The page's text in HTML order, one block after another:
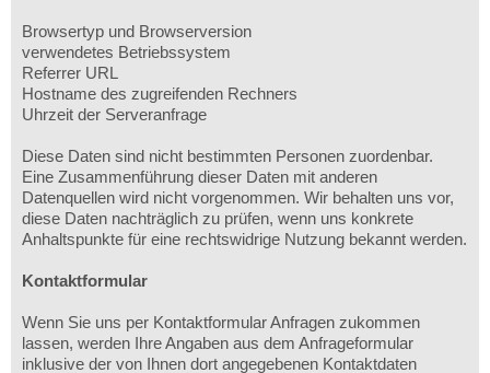
Browsertyp und Browserversion
verwendetes Betriebssystem
Referrer URL
Hostname des zugreifenden Rechners
Uhrzeit der Serveranfrage
Diese Daten sind nicht bestimmten Personen zuordenbar.
Eine Zusammenführung dieser Daten mit anderen
Datenquellen wird nicht vorgenommen. Wir behalten uns vor,
diese Daten nachträglich zu prüfen, wenn uns konkrete
Anhaltspunkte für eine rechtswidrige Nutzung bekannt werden.
Kontaktformular
Wenn Sie uns per Kontaktformular Anfragen zukommen
lassen, werden Ihre Angaben aus dem Anfrageformular
inklusive der von Ihnen dort angegebenen Kontaktdaten